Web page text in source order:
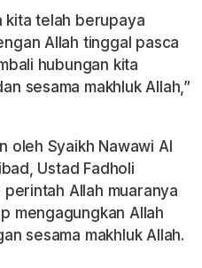
kita telah berupaya
Allah tinggal pasca
hubungan kita
sesama makhluk Allah,”
oleh Syaikh Nawawi Al
Ustad Fadholi
Allah muaranya
mengagungkan Allah
sesama makhluk Allah.